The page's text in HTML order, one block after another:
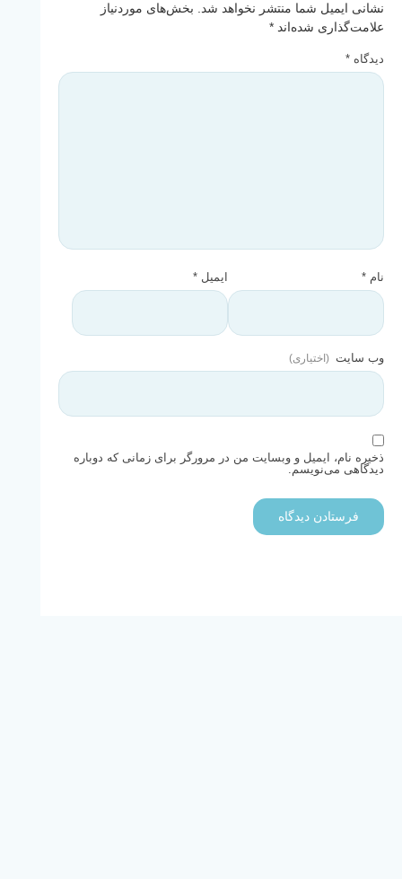
نشانی ایمیل شما منتشر نخواهد شد.
بخش‌های موردنیاز
علامت‌گذاری شده‌اند*
دیدگاه*
نام* ایمیل*
وب‌ سایت
ذخیره نام، ایمیل و وبسایت من در مرورگر برای زمانی که دوباره
دیدگاهی می‌نویسم.